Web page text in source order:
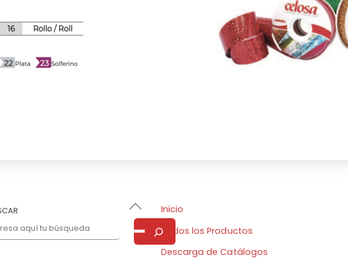
Back
To
Top
Inicio
Todos los Productos
Descarga de Catálogos